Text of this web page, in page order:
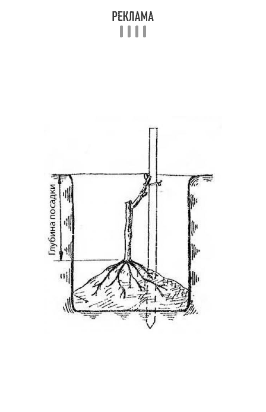
Подготовка к посадке
Дни для посадки Время для посадки
Посадки в открытый
грунт
Осенние сроки